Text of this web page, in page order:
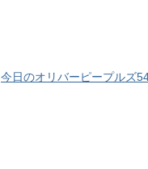
今日のオリバーピープルズ